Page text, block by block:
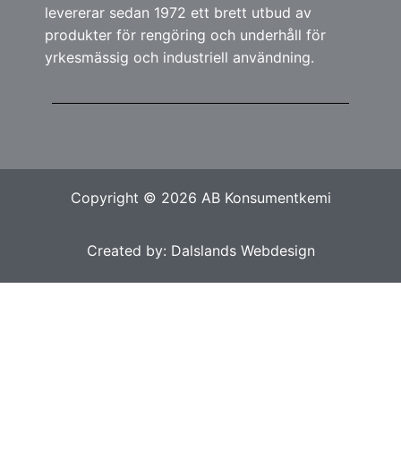
levererar sedan 1972 ett brett utbud av
produkter för rengöring och underhåll för
yrkesmässig och industriell användning.
Copyright © 2026 AB Konsumentkemi
Created by: Dalslands Webdesign